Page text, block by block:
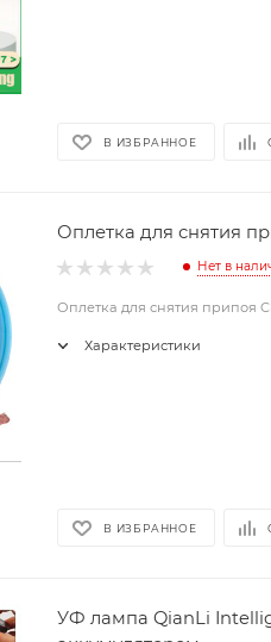
В ИЗБРАННОЕ
Оплетка для снятия
Нет в
Оплетка для снятия припоя
Характеристики
В ИЗБРАННОЕ
УФ лампа QianLi